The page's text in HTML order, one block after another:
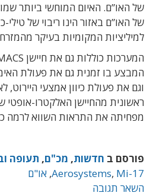
של האו”ם. האיום המוחשי ביותר
של האו”ם באזור הינו ריבוי של
למיליציות המקומיות בעיקר
המבצע בו זמנית גם את פעולת
וגם את פעולת כיוון אמצעי
ראשונית מהחיישן האלקטרו-
מפחיתה את התראות השווא לרמה
פורסם ב חדשות, מכ"ם, תעופה
Aerosystems, Mi-17
, או"ם
השאר תגובה